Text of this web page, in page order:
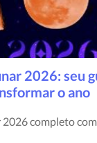
2026: seu
o ano
completo